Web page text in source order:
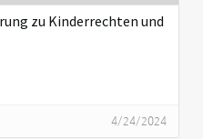
zu Kinderrechten und
4/24/2024